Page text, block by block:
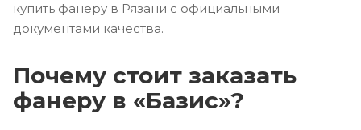
купить фанеру в Рязани с официальными
документами качества.
Почему стоит заказать
фанеру в «Базис»?